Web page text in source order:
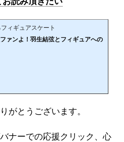
ィギュアスケート
ァンよ！羽生結弦とフィギュアへの
がとうございます。
ナーでの応援クリック、心